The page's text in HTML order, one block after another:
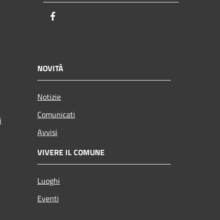
NOVITÀ
Notizie
Comunicati
Avvisi
VIVERE IL COMUNE
Luoghi
Eventi